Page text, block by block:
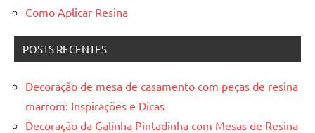
Como Aplicar Resina
POSTS RECENTES
Decoração de mesa de casamento com peças de resina
marrom: Inspirações e Dicas
Decoração da Galinha Pintadinha com Mesas de Resina